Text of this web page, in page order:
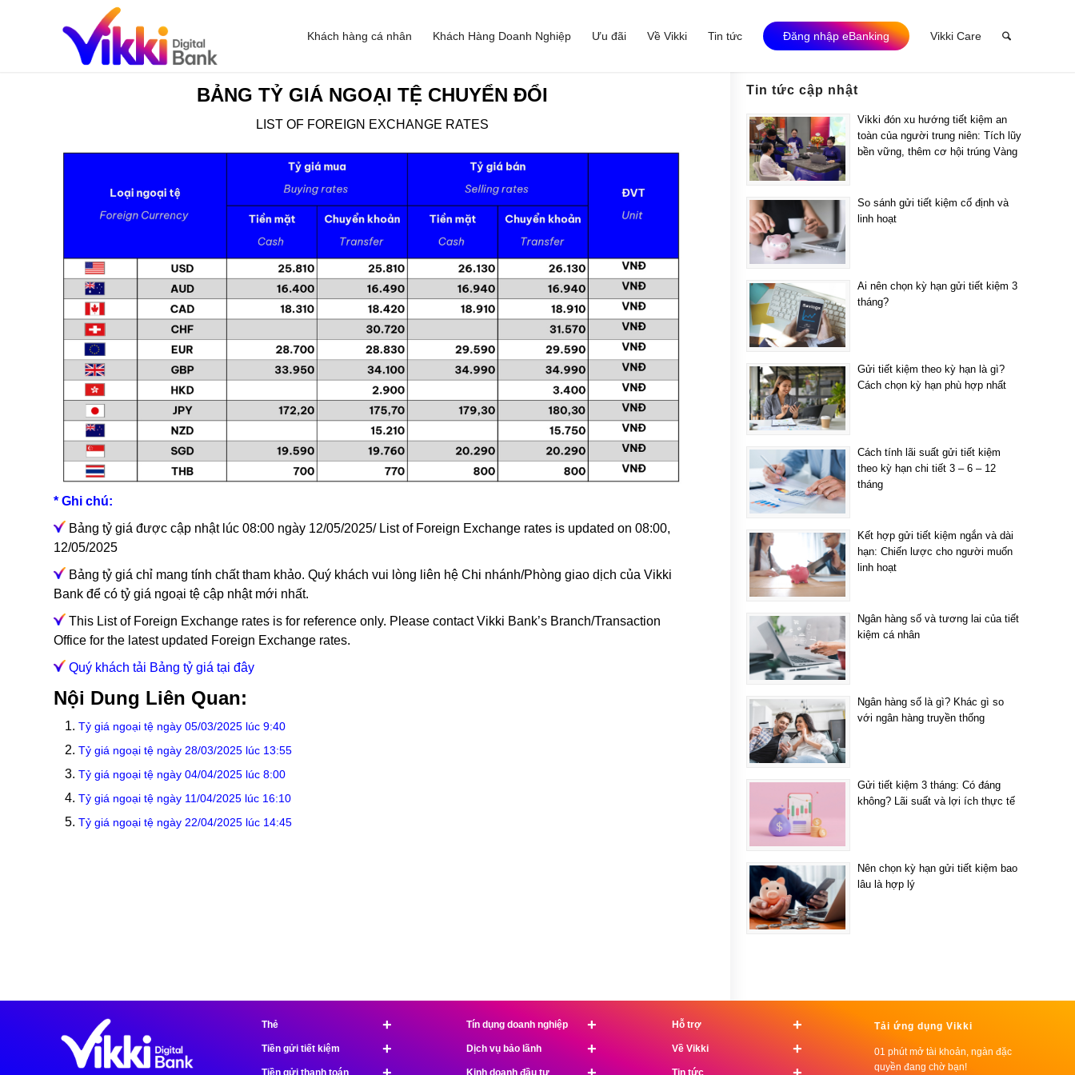
Khách hàng cá nhân Khách Hàng Doanh Nghiệp Ưu đãi Về Vikki Tin tức Đăng nhập eBanking Vikki Care
BẢNG TỶ GIÁ NGOẠI TỆ CHUYỂN ĐỔI
LIST OF FOREIGN EXCHANGE RATES
* Ghi chú:
Bảng tỷ giá được cập nhật lúc 08:00 ngày 12/05/2025/ List of Foreign Exchange rates is updated on 08:00,
12/05/2025
Bảng tỷ giá chỉ mang tính chất tham khảo. Quý khách vui lòng liên hệ Chi nhánh/Phòng giao dịch của Vikki
Bank để có tỷ giá ngoại tệ cập nhật mới nhất.
This List of Foreign Exchange rates is for reference only. Please contact Vikki Bank’s Branch/Transaction
Office for the latest updated Foreign Exchange rates.
Quý khách tải Bảng tỷ giá tại đây
Nội Dung Liên Quan:
Tỷ giá ngoại tệ ngày 05/03/2025 lúc 9:40
Tỷ giá ngoại tệ ngày 28/03/2025 lúc 13:55
Tỷ giá ngoại tệ ngày 04/04/2025 lúc 8:00
Tỷ giá ngoại tệ ngày 11/04/2025 lúc 16:10
Tỷ giá ngoại tệ ngày 22/04/2025 lúc 14:45
Tin tức cập nhật
Vikki đón xu hướng tiết kiệm an
toàn của người trung niên: Tích lũy
bền vững, thêm cơ hội trúng Vàng
So sánh gửi tiết kiệm cố định và
linh hoạt
Ai nên chọn kỳ hạn gửi tiết kiệm 3
tháng?
Gửi tiết kiệm theo kỳ hạn là gì?
Cách chọn kỳ hạn phù hợp nhất
Cách tính lãi suất gửi tiết kiệm
theo kỳ hạn chi tiết 3 – 6 – 12
tháng
Kết hợp gửi tiết kiệm ngắn và dài
hạn: Chiến lược cho người muốn
linh hoạt
Ngân hàng số và tương lai của tiết
kiệm cá nhân
Ngân hàng số là gì? Khác gì so
với ngân hàng truyền thống
Gửi tiết kiệm 3 tháng: Có đáng
không? Lãi suất và lợi ích thực tế
Nên chọn kỳ hạn gửi tiết kiệm bao
lâu là hợp lý
+
Thẻ
+
Tiền gửi tiết kiệm
Tiền gửi thanh toán
+
Tín dụng doanh nghiệp
+
Dịch vụ bảo lãnh
Kinh doanh đầu tư
+
Hỗ trợ
+
Về Vikki
Tin tức
Tải ứng dụng Vikki
01 phút mở tài khoản, ngàn đặc
quyền đang chờ bạn!